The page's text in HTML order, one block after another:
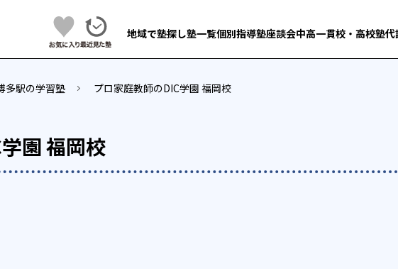
地域で塾探し塾一覧個別指導塾座談会中高一貫校・高校塾代
多駅の学習塾 プロ家庭教師のDIC学園 福岡校
園 福岡校